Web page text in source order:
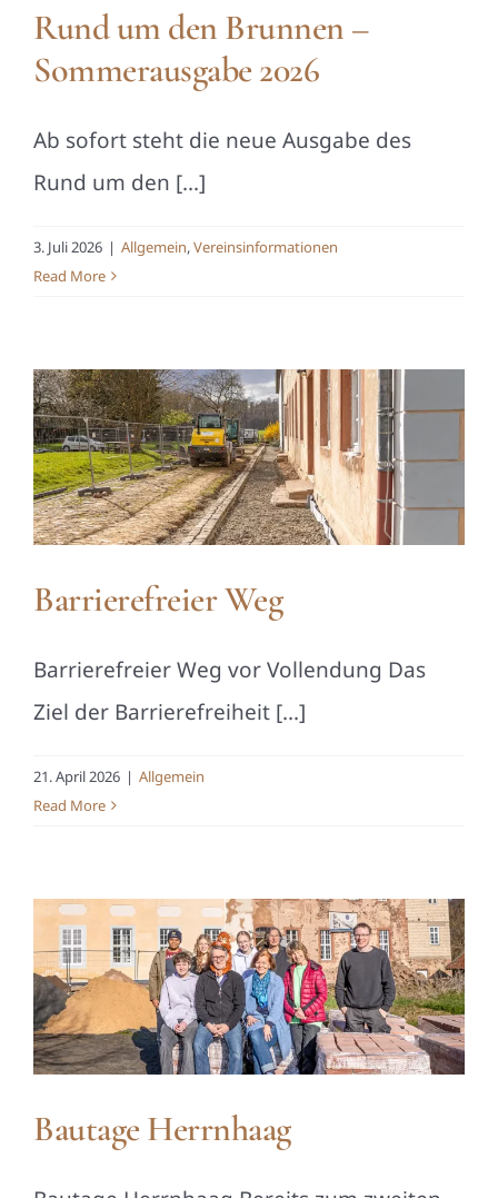
Rund um den Brunnen –
Sommerausgabe 2026
Ab sofort steht die neue Ausgabe des
Rund um den [...]
3. Juli 2026 | Allgemein,Vereinsinformationen
Read More
Barrierefreier Weg
Barrierefreier Weg vor Vollendung Das
Ziel der Barrierefreiheit [...]
21. April 2026 | Allgemein
Read More
Bautage Herrnhaag